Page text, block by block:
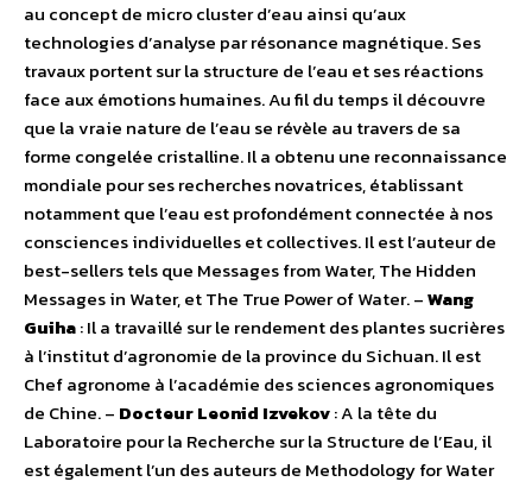
au concept de micro cluster d’eau ainsi qu’aux
technologies d’analyse par résonance magnétique. Ses
travaux portent sur la structure de l’eau et ses réactions
face aux émotions humaines. Au fil du temps il découvre
que la vraie nature de l’eau se révèle au travers de sa
forme congelée cristalline. Il a obtenu une reconnaissance
mondiale pour ses recherches novatrices, établissant
notamment que l’eau est profondément connectée à nos
consciences individuelles et collectives. Il est l’auteur de
best-sellers tels que Messages from Water, The Hidden
Messages in Water, et The True Power of Water. –Wang
Guiha: Il a travaillé sur le rendement des plantes sucrières
à l’institut d’agronomie de la province du Sichuan. Il est
Chef agronome à l’académie des sciences agronomiques
de Chine. – Docteur Leonid Izvekov: A la tête du
Laboratoire pour la Recherche sur la Structure de l’Eau, il
est également l’un des auteurs de Methodology for Water